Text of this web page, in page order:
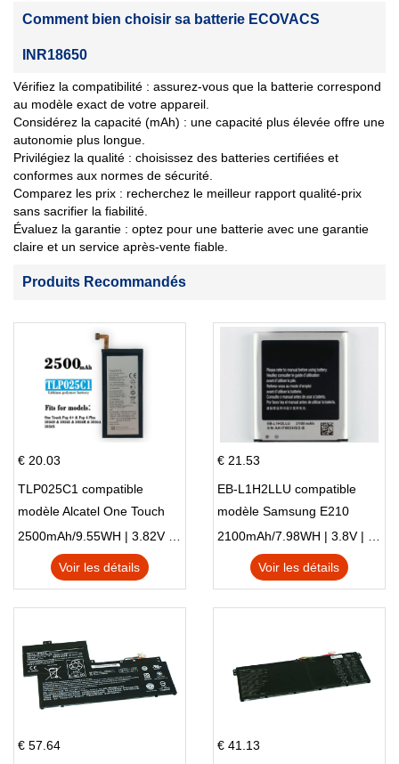
Comment bien choisir sa batterie ECOVACS
INR18650
Vérifiez la compatibilité : assurez-vous que la batterie correspond
au modèle exact de votre appareil.
Considérez la capacité (mAh) : une capacité plus élevée offre une
autonomie plus longue.
Privilégiez la qualité : choisissez des batteries certifiées et
conformes aux normes de sécurité.
Comparez les prix : recherchez le meilleur rapport qualité-prix
sans sacrifier la fiabilité.
Évaluez la garantie : optez pour une batterie avec une garantie
claire et un service après-vente fiable.
Produits Recommandés
€ 20.03
TLP025C1 compatible
modèle Alcatel One Touch
Pop 4 Plus OT-5056D
2500mAh/9.55WH | 3.82V | Li-ion ...
Voir les détails
€ 21.53
EB-L1H2LLU compatible
modèle Samsung E210
E210K i939
2100mAh/7.98WH | 3.8V | Li-ion ...
Voir les détails
€ 57.64 € 41.13